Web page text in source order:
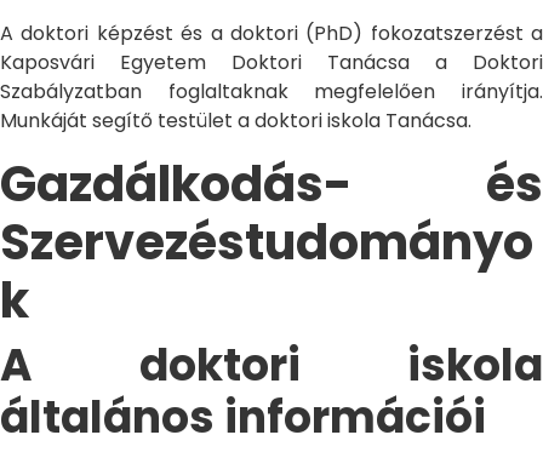
A doktori képzést és a doktori (PhD) fokozatszerzést a
Kaposvári Egyetem Doktori Tanácsa a Doktori
Szabályzatban foglaltaknak megfelelően irányítja.
Munkáját segítő testület a doktori iskola Tanácsa.
Gazdálkodás- és
Szervezéstudományo
k
A doktori iskola
általános információi